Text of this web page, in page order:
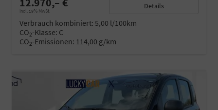
incl. 19% MwSt.
Details
Verbrauch kombiniert: 5,00 l/100km
CO2-Klasse: C
CO2-Emissionen: 114,00 g/km